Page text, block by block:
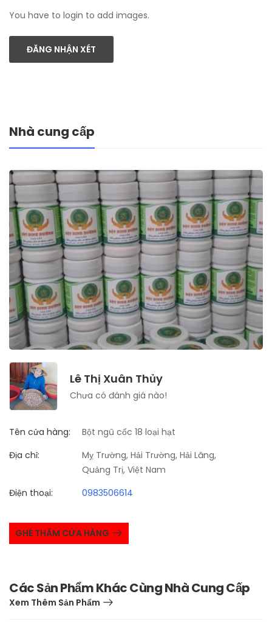
You have to login to add images.
ĐĂNG NHẬN XÉT
Nhà cung cấp
Lê Thị Xuân Thủy
Chưa có đánh giá nào!
Tên cửa hàng:
Bột ngũ cốc 18 loại hạt
Địa chỉ:
Mỵ Trường, Hải Trường, Hải Lăng,
Quảng Trị, Việt Nam
Điện thoại:
0983506614
GHÉ THĂM CỬA HÀNG
Các Sản Phẩm Khác Cùng Nhà Cung Cấp
Xem Thêm Sản Phẩm